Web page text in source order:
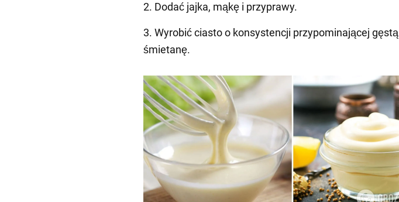
2. Dodać jajka, mąkę i przyprawy.
3. Wyrobić ciasto o konsystencji przypominającej gęstą
śmietanę.